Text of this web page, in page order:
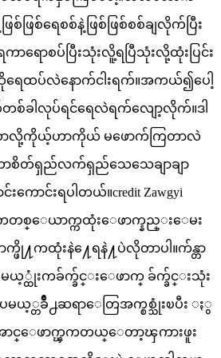
ြစ်ဖြစ်ရေစစ်နဲ့ဖြစ်ဖြစ်စစ်ချလိုက်ပြီး
ာရောစပ်ပြီးသုံးလိူ့ရပြီသုံးလို့ထုံးပြင်း
ထပ်လဲနောက်ငါးရက်။အကယ်၍ပေါ့
ခါလုပ်ရင်ရေလဲရက်လျော့လိုက်။ဒါ
ာလို့ကိုယ့်ဟာကိုယ် မဖောက်ကြတာလဲ
ာစိတ်ရှည်လက်ရှည်သေသေချာချာ
ောင်းရပါတယ်။credit Zawgyi
တစ္ေယာက္ကထုံးေဖာက္နည္းေမး
ဖို႔ကထုံးနဲ႔ေရနဲ႔ပဲလိုတာပါ။က်န္တာ
ယ့္ထုံးကခ်က္ခ်င္းေဖာက္ ခ်က္ခ်င္းသုံး
မယ့္တခ်ိဳ႕ဆရာေတြအက္စစ္သုံးၿပီး ႏွ
အာင္ေဖာက္ၾကတယ္ေတာ့ၾကားဖူး